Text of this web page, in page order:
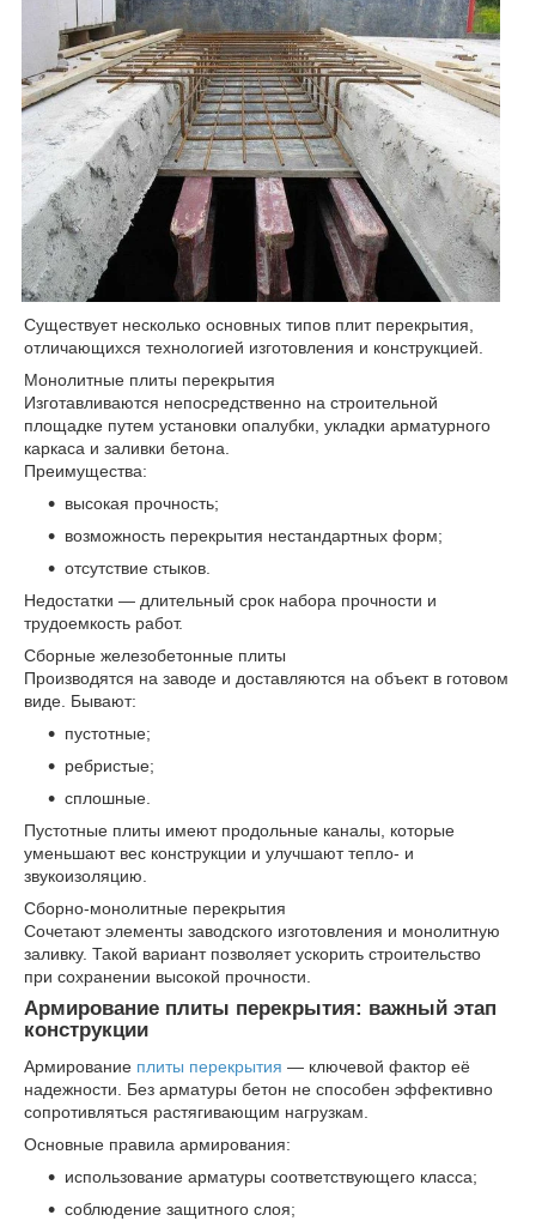
Существует несколько основных типов плит перекрытия,
отличающихся технологией изготовления и конструкцией.
Монолитные плиты перекрытия
Изготавливаются непосредственно на строительной
площадке путем установки опалубки, укладки арматурного
каркаса и заливки бетона.
Преимущества:
высокая прочность;
возможность перекрытия нестандартных форм;
отсутствие стыков.
Недостатки — длительный срок набора прочности и
трудоемкость работ.
Сборные железобетонные плиты
Производятся на заводе и доставляются на объект в готовом
виде. Бывают:
пустотные;
ребристые;
сплошные.
Пустотные плиты имеют продольные каналы, которые
уменьшают вес конструкции и улучшают тепло- и
звукоизоляцию.
Сборно-монолитные перекрытия
Сочетают элементы заводского изготовления и монолитную
заливку. Такой вариант позволяет ускорить строительство
при сохранении высокой прочности.
Армирование плиты перекрытия: важный этап
конструкции
Армирование плиты перекрытия — ключевой фактор её
надежности. Без арматуры бетон не способен эффективно
сопротивляться растягивающим нагрузкам.
Основные правила армирования:
использование арматуры соответствующего класса;
соблюдение защитного слоя;